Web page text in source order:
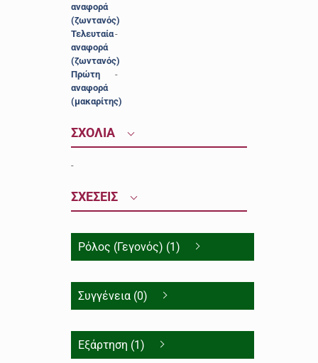
αναφορά
(ζωντανός)
Τελευταία
αναφορά
(ζωντανός)
-
Πρώτη
αναφορά
(μακαρίτης)
-
ΣΧΟΛΙΑ
-
ΣΧΕΣΕΙΣ
Ρόλος (Γεγονός) (1)
Συγγένεια (0)
Εξάρτηση (1)